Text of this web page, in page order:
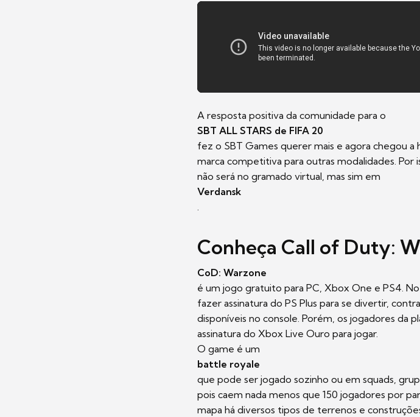
A resposta positiva da comunidade para o
SBT ALL STARS de FIFA 20
fez o SBT Games querer mais e agora chegou a
marca competitiva para outras modalidades.
não será no gramado virtual, mas sim em
Verdansk
Conheça Call of Duty:
CoD: Warzone
é um jogo gratuito para PC, Xbox One e PS4.
fazer assinatura do PS Plus para se divertir,
disponíveis no console. Porém, os jogadores da
assinatura do Xbox Live Ouro para jogar.
O game é um
battle royale
que pode ser jogado sozinho ou em squads,
pois caem nada menos que 150 jogadores por
mapa há diversos tipos de terrenos e